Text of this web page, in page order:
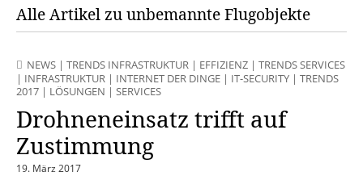
Alle Artikel zu unbemannte Flugobjekte
NEWS | TRENDS INFRASTRUKTUR | EFFIZIENZ | TRENDS SERVICES
| INFRASTRUKTUR | INTERNET DER DINGE | IT-SECURITY | TRENDS
2017 | LÖSUNGEN | SERVICES
Drohneneinsatz trifft auf
Zustimmung
19. März 2017